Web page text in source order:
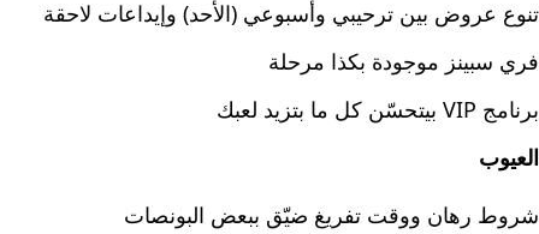
تنوع عروض بين ترحيبي وأسبوعي (الأحد) وإيداعات لاحقة
فري سبينز موجودة بكذا مرحلة
برنامج VIP بيتحسّن كل ما بتزيد لعبك
العيوب
شروط رهان ووقت تفريغ ضيّق ببعض البونصات